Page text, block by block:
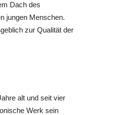
Dach des
jungen Menschen.
zur Qualität der
alt und seit vier
Werk sein